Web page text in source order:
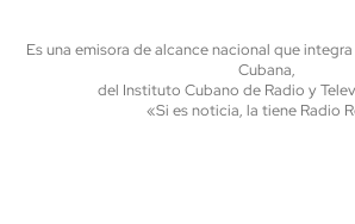
Es una emisora de alcance nacional que
Cubana,
del Instituto Cubano de Radio y
«Si es noticia, la tiene Radio